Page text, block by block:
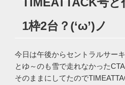
1枠2台？(‘ω’)ノ
今日は午後からセントラルサー
とゆ～のも雪で走れなかった
そのままにしてたので